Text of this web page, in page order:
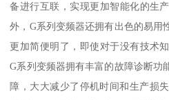
备进行互联，实现更加智能化的生
外，G系列变频器还拥有出色的易用
更加简便明了，即使对于没有技术
G系列变频器拥有丰富的故障诊断功
障，大大减少了停机时间和生产损